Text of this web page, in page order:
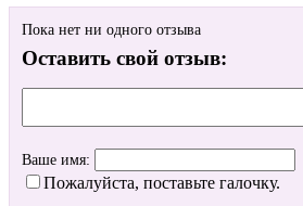
Пока нет ни одного отзыва
Оставить свой отзыв:
Ваше имя:
Пожалуйста, поставьте галочку.